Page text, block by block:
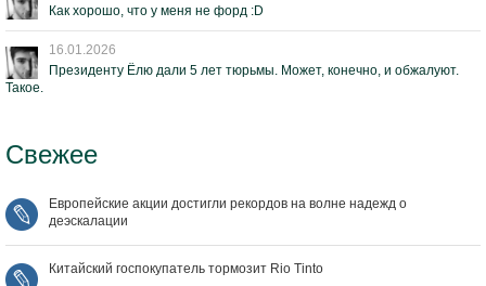
Как хорошо, что у меня не форд :D
16.01.2026
Президенту Ёлю дали 5 лет тюрьмы. Может, конечно, и обжалуют.
Такое.
Свежее
Европейские акции достигли рекордов на волне надежд о
деэскалации
Китайский госпокупатель тормозит Rio Tinto